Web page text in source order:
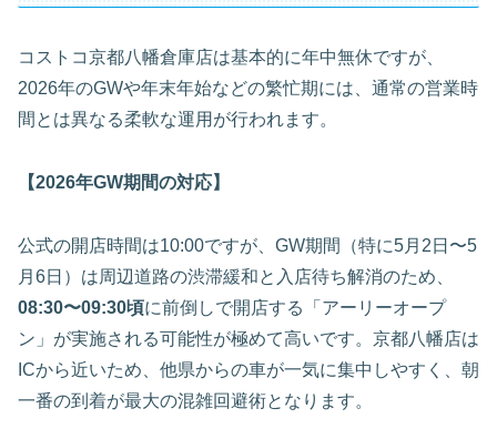
コストコ京都八幡倉庫店は基本的に年中無休ですが、
2026年のGWや年末年始などの繁忙期には、通常の営業時
間とは異なる柔軟な運用が行われます。
【2026年GW期間の対応】
公式の開店時間は10:00ですが、GW期間（特に5月2日〜5
月6日）は周辺道路の渋滞緩和と入店待ち解消のため、
08:30〜09:30頃に前倒しで開店する「アーリーオープ
ン」が実施される可能性が極めて高いです。京都八幡店は
ICから近いため、他県からの車が一気に集中しやすく、朝
一番の到着が最大の混雑回避術となります。